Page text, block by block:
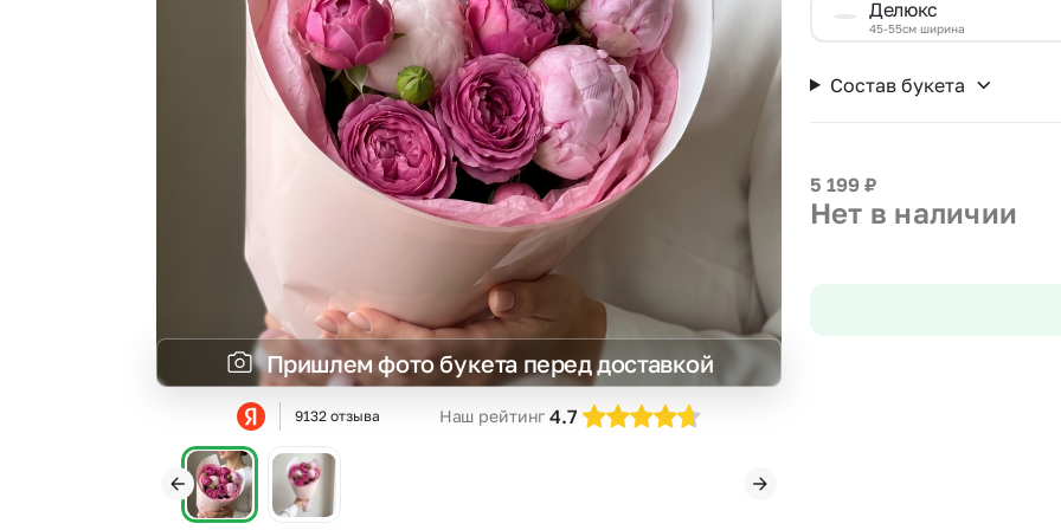
Гортензии
Эустома
Insta букеты
Новинки
Пришлем фото букета перед доставкой
9132 отзыва Наш рейтинг 4.7
Делюкс
45-55см ширина
Состав букета
5 199 ₽
Нет в наличии